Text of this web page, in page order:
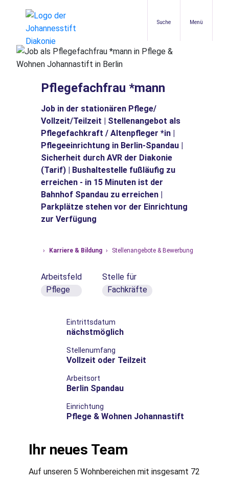
Suche Menü
Pflegefachfrau *mann
Job in der stationären Pflege/
Vollzeit/Teilzeit | Stellenangebot als
Pflegefachkraft / Altenpfleger *in |
Pflegeeinrichtung in Berlin-Spandau |
Sicherheit durch AVR der Diakonie
(Tarif) | Bushaltestelle fußläufig zu
erreichen - in 15 Minuten ist der
Bahnhof Spandau zu erreichen |
Parkplätze stehen vor der Einrichtung
zur Verfügung
› Karriere & Bildung › Stellenangebote & Bewerbung
Arbeitsfeld
Pflege
Stelle für
Fachkräfte
Eintrittsdatum
nächstmöglich
Stellenumfang
Vollzeit oder Teilzeit
Arbeitsort
Berlin Spandau
Einrichtung
Pflege & Wohnen Johannastift
Ihr neues Team
Auf unseren 5 Wohnbereichen mit insgesamt 72